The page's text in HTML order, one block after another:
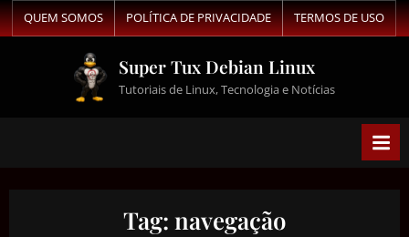
QUEM SOMOS POLÍTICA DE PRIVACIDADE TERMOS DE USO
Super Tux Debian Linux
Tutoriais de Linux, Tecnologia e Notícias
Tag: navegação